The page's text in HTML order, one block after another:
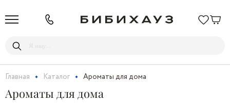
Главная Каталог Ароматы для дома
Ароматы для дома